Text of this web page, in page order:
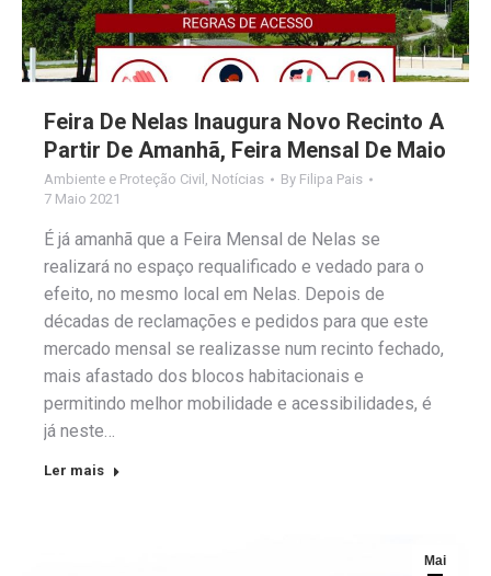
Feira De Nelas Inaugura Novo Recinto A
Partir De Amanhã, Feira Mensal De Maio
Ambiente e Proteção Civil , Notícias By Filipa Pais
7 Maio 2021
É já amanhã que a Feira Mensal de Nelas se
realizará no espaço requalificado e vedado para o
efeito, no mesmo local em Nelas. Depois de
décadas de reclamações e pedidos para que este
mercado mensal se realizasse num recinto fechado,
mais afastado dos blocos habitacionais e
permitindo melhor mobilidade e acessibilidades, é
já neste…
Ler mais
Mai